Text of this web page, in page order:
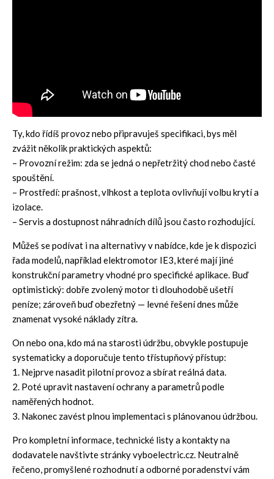
Ty, kdo řídíš provoz nebo připravuješ specifikaci, bys měl
zvážit několik praktických aspektů:
– Provozní režim: zda se jedná o nepřetržitý chod nebo časté
spouštění.
– Prostředí: prašnost, vlhkost a teplota ovlivňují volbu krytí a
izolace.
– Servis a dostupnost náhradních dílů jsou často rozhodující.
Můžeš se podívat i na alternativy v nabídce, kde je k dispozici
řada modelů, napříkladelektromotor IE3, které mají jiné
konstrukční parametry vhodné pro specifické aplikace. Buď
optimistický: dobře zvolený motor ti dlouhodobě ušetří
peníze; zároveň buď obezřetný — levné řešení dnes může
znamenat vysoké náklady zítra.
On nebo ona, kdo má na starosti údržbu, obvykle postupuje
systematicky a doporučuje tento třístupňový přístup:
1. Nejprve nasadit pilotní provoz a sbírat reálná data.
2. Poté upravit nastavení ochrany a parametrů podle
naměřených hodnot.
3. Nakonec zavést plnou implementaci s plánovanou údržbou.
Pro kompletní informace, technické listy a kontakty na
dodavatele navštivte stránkyvyboelectric.cz. Neutralně
řečeno, promyšlené rozhodnutí a odborné poradenství vám